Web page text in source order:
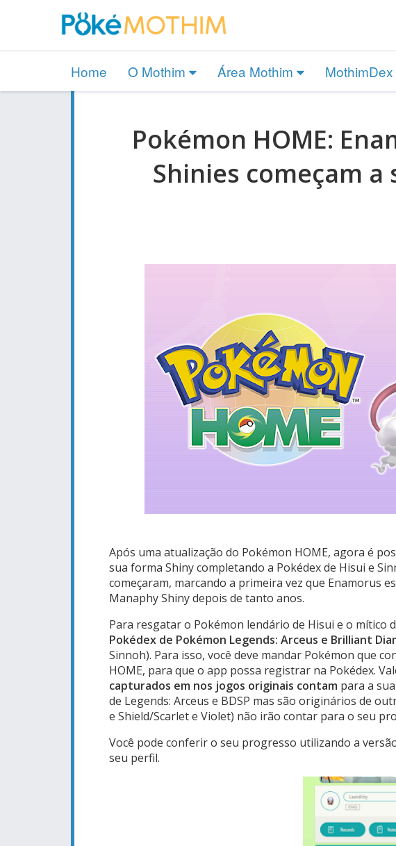
Home O Mothim Área Mothim MothimDex
Pokémon HOME:
Shinies começam
Após uma atualização do Pokémon HOME, agora é
sua forma Shiny completando a Pokédex de Hisui e
começaram, marcando a primeira vez que Enamorus
Manaphy Shiny depois de tanto anos.
Para resgatar o Pokémon lendário de Hisui e o mítico
Pokédex de Pokémon Legends: Arceus e Brilliant
Sinnoh). Para isso, você deve mandar Pokémon que
HOME, para que o app possa registrar na Pokédex.
capturados em nos jogos originais contam para a
de Legends: Arceus e BDSP mas são originários de
e Shield/Scarlet e Violet) não irão contar para o seu
Você pode conferir o seu progresso utilizando a
seu perfil.